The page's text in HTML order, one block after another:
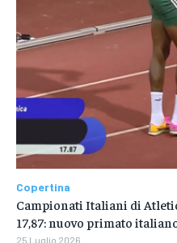
Copertina
Campionati Italiani di
17,87: nuovo primato
25 Luglio 2026